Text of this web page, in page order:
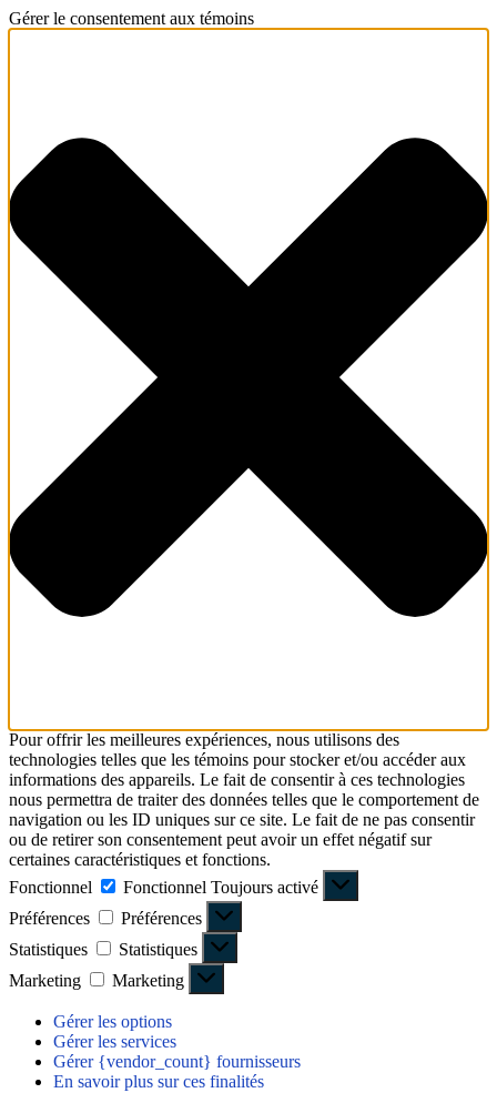
Gérer le consentement aux témoins
Pour offrir les meilleures expériences, nous utilisons des
technologies telles que les témoins pour stocker et/ou accéder aux
informations des appareils. Le fait de consentir à ces technologies
nous permettra de traiter des données telles que le comportement de
navigation ou les ID uniques sur ce site. Le fait de ne pas consentir
ou de retirer son consentement peut avoir un effet négatif sur
certaines caractéristiques et fonctions.
Fonctionnel
Fonctionnel Toujours activé
Préférences
Préférences
Statistiques
Statistiques
Marketing
Marketing
Gérer les options
Gérer les services
Gérer {vendor_count} fournisseurs
En savoir plus sur ces finalités